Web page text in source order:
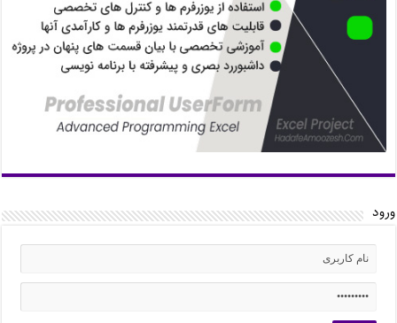
ورود